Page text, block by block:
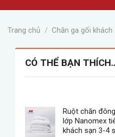
Trang chủ / Chăn ga gối khách
CÓ THỂ BẠN
Ruột chăn
lớp Nanomex
khách sạn 3-4